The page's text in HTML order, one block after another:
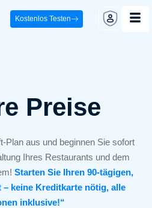
Kostenlos Testen
Preise
Plan aus und beginnen Sie sofort
Ihres Restaurants und dem
Starten Sie Ihren 90-tägigen,
– keine Kreditkarte nötig, alle
inklusive!“